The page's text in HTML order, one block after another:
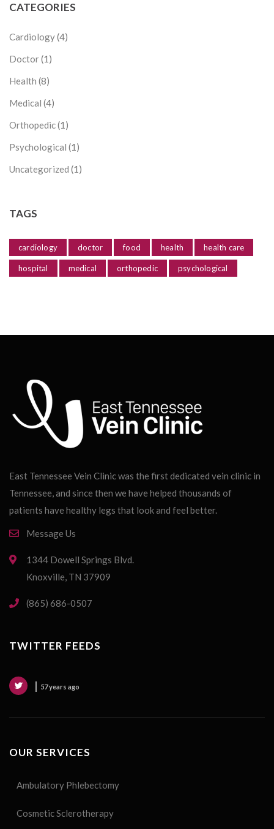
CATEGORIES
Cardiology(4)
Doctor(1)
Health (8)
Medical (4)
Orthopedic(1)
Psychological (1)
Uncategorized (1)
TAGS
cardiology doctor food health health care
hospital medical orthopedic psychological
East Tennessee Vein Clinic was the first dedicated vein clinic in
Tennessee, and since then we have helped thousands of
patients have healthy legs that look and feel better.
Message Us
1344 Dowell Springs Blvd.
Knoxville, TN 37909
(865) 686-0507
TWITTER FEEDS
57 years ago
OUR SERVICES
Ambulatory Phlebectomy
Cosmetic Sclerotherapy